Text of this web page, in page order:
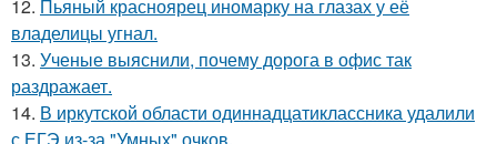
12. Пьяный красноярец иномарку на глазах у её
владелицы угнал.
13. Ученые выяснили, почему дорога в офис так
раздражает.
14. В иркутской области одиннадцатиклассника удалили
с ЕГЭ из-за "Умных" очков.